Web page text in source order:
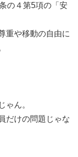
の４第5項の「安
重や移動の自由に
ゃん。
だけの問題じゃな